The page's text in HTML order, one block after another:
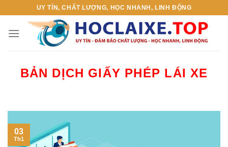
content
UY TÍN, CHẤT LƯỢNG, HỌC NHANH, LINH ĐỘNG
BẢN DỊCH GIẤY PHÉP LÁI XE
03
Th1